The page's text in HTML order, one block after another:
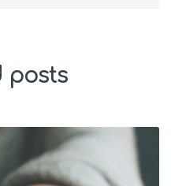
posts